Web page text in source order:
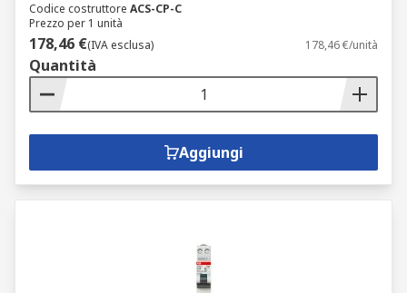
Codice costruttore ACS-CP-C
Prezzo per 1 unità
178,46 €(IVA esclusa) 178,46 €/unità
Quantità
Aggiungi